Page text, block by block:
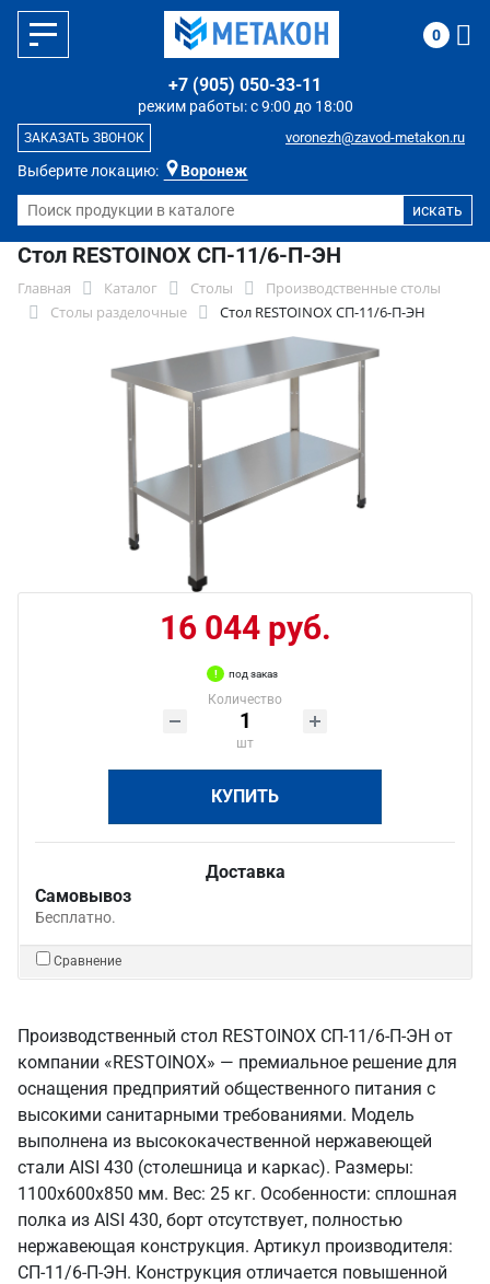
Выберите локацию: Воронеж
режим работы: с 9:00 до 18:00
+7 (905) 050-33-11
voronezh@zavod-metakon.ru
ЗАКАЗАТЬ ЗВОНОК
0
Стол RESTOINOX СП-11/6-П-ЭН
Главная Каталог Столы
Производственные столы
Столы разделочные
Стол RESTOINOX СП-11/6-П-ЭН
16 044 руб.
под заказ
Количество
шт
КУПИТЬ
Доставка
Самовывоз
Бесплатно.
Сравнение
Производственный стол RESTOINOX СП-11/6-П-ЭН от
компании «RESTOINOX» — премиальное решение для
оснащения предприятий общественного питания с
высокими санитарными требованиями. Модель
выполнена из высококачественной нержавеющей
стали AISI 430 (столешница и каркас). Размеры:
1100x600x850 мм. Вес: 25 кг. Особенности: сплошная
полка из AISI 430, борт отсутствует, полностью
нержавеющая конструкция. Артикул производителя:
СП-11/6-П-ЭН. Конструкция отличается повышенной